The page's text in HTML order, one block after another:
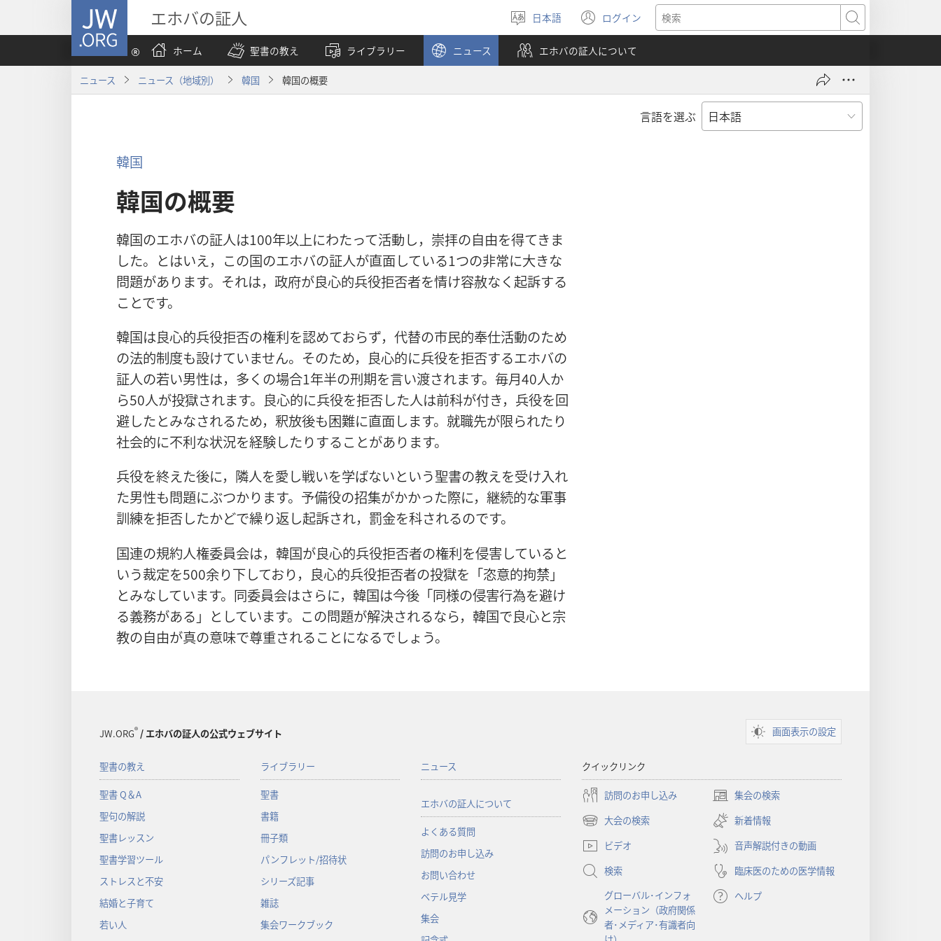
JW.ORG エホバの証人
言
語
を
選
日本語 ログイン
（新
し
い
タ
で
検
索
ホーム
聖書の教え ライブラリー ニュース エホバの証人について
ニュース ニュース（地域別） 韓国 韓国の概要
言語を選ぶ
韓国
韓国の概要
韓国のエホバの証人は100年以上にわたって活動し，崇拝の自由を得てきま
した。とはいえ，この国のエホバの証人が直面している1つの非常に大きな
問題があります。それは，政府が良心的兵役拒否者を情け容赦なく起訴する
ことです。
韓国は良心的兵役拒否の権利を認めておらず，代替の市民的奉仕活動のため
の法的制度も設けていません。そのため，良心的に兵役を拒否するエホバの
証人の若い男性は，多くの場合1年半の刑期を言い渡されます。毎月40人か
ら50人が投獄されます。良心的に兵役を拒否した人は前科が付き，兵役を回
避したとみなされるため，釈放後も困難に直面します。就職先が限られたり
社会的に不利な状況を経験したりすることがあります。
兵役を終えた後に，隣人を愛し戦いを学ばないという聖書の教えを受け入れ
た男性も問題にぶつかります。予備役の招集がかかった際に，継続的な軍事
訓練を拒否したかどで繰り返し起訴され，罰金を科されるのです。
国連の規約人権委員会は，韓国が良心的兵役拒否者の権利を侵害していると
いう裁定を500余り下しており，良心的兵役拒否者の投獄を「恣意的拘禁」
とみなしています。同委員会はさらに，韓国は今後「同様の侵害行為を避け
る義務がある」としています。この問題が解決されるなら，韓国で良心と宗
教の自由が真の意味で尊重されることになるでしょう。
JW.ORG®/ エホバの証人の公式ウェブサイト 画面表示の設定
聖書の教え
聖書 Q＆A
聖句の解説
聖書レッスン
聖書学習ツール
ストレスと不安
結婚と子育て
若い人
ライブラリー
聖書
書籍
冊子類
パンフレット/招待状
シリーズ記事
雑誌
集会ワークブック
ニュース
エホバの証人について
よくある質問
訪問のお申し込み
お問い合わせ
ベテル見学
集会
クイックリンク
訪問のお申し込み 集会の検索
（新
し
い
タ
ブ
で
開
く）
大会の検索
（新
し
タ
開
新着情報
ビデオ
音声解説付きの動画
検索
臨床医のための医学情報
グローバル･インフォ
メーション（政府関係
者･メディア･有識者向
ヘルプ